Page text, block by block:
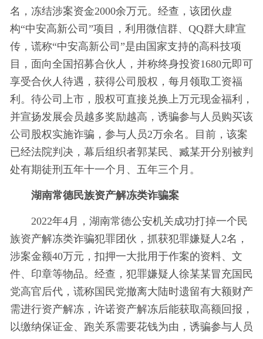
名，冻结涉案资金2000余万元。经查，该团伙虚
构“中安高新公司”项目，利用微信群、QQ群大肆宣
传，谎称“中安高新公司”是由国家支持的高科技项
目，面向全国招募合伙人，并称终身投资1680元即可
享受合伙人待遇，获得公司股权，每月领取工资福
利。待公司上市，股权可直接兑换上万元现金福利，
并宣扬发展会员越多奖励越高，诱骗参与人员购买该
公司股权实施诈骗，参与人员2万余名。目前，该案
已经法院判决，幕后组织者郭某民、臧某开分别被判
处有期徒刑五年十一个月、五年三个月。
湖南常德民族资产解冻类诈骗案
2022年4月，湖南常德公安机关成功打掉一个民
族资产解冻类诈骗犯罪团伙，抓获犯罪嫌疑人2名，
涉案金额40万元，扣押一大批用于作案的资料、文
件、印章等物品。经查，犯罪嫌疑人徐某某冒充国民
党高官后代，谎称国民党撤离大陆时遗留有大额财产
需进行资产解冻，许诺资产解冻后能获取高额回报，
以缴纳保证金、跑关系需要花钱为由，诱骗参与人员